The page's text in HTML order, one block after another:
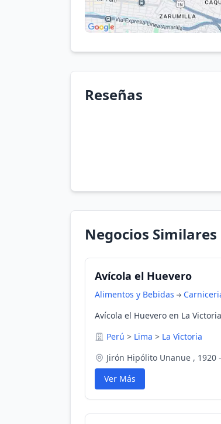
Reseñas
Negocios
Avícola el Huevero
Alimentos y Bebidas
Avícola el Huevero en La
Perú > Lima > La Victoria
Jirón Hipólito Unanue , 1920
Ver Más